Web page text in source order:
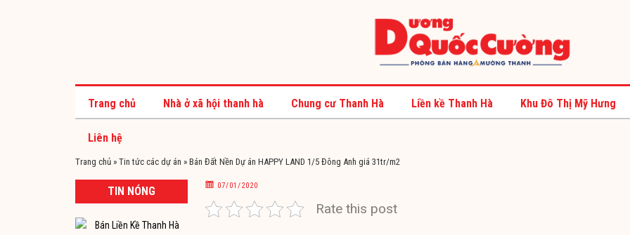
Trang chủ Nhà ở xã hội thanh hà Chung cư Thanh Hà Liền kề Thanh Hà Khu Đô Thị Mỹ Hưng
Liên hệ
Trang chủ » Tin tức các dự án » Bán Đất Nền Dự án HAPPY LAND 1/5 Đông Anh giá 31tr/m2
07/01/2020
Rate this post
TIN NÓNG